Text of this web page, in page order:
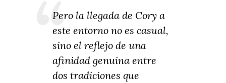
Pero la llegada de Cory a
este entorno no es casual,
sino el reflejo de una
afinidad genuina entre
dos tradiciones que